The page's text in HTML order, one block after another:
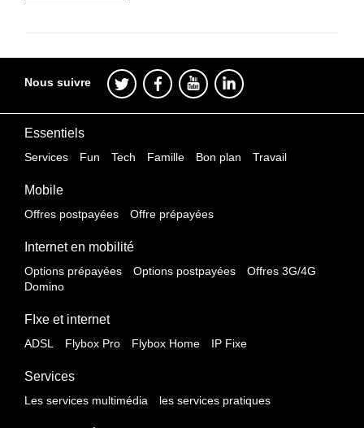
Nous suivre
Essentiels
Services Fun Tech Famille Bon plan Travail
Mobile
Offres postpayées Offre prépayées
Internet en mobilité
Options prépayées Options postpayées
Offres 3G/4G
Domino
FIxe et internet
ADSL Flybox Pro Flybox Home IP Fixe
Services
Les services multimédia les services pratiques